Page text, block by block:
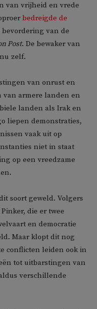
van vrijheid en vrede
bedreigde de
bevordering van de
Post. De bewaker van
zelf.
van onrust en
van armere landen en
landen als Irak en
liepen demonstraties,
vaak uit op
niet in staat
op een vreedzame
soort geweld. Volgers
die er twee
en democratie
Maar klopt dit nog
conflicten leiden ook in
tot uitbarstingen van
verschillende